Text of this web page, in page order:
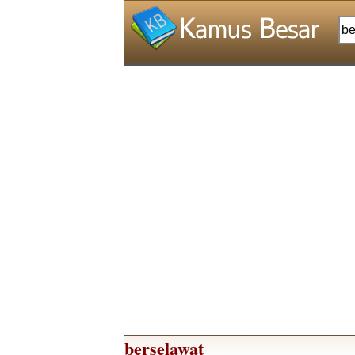
berselawat